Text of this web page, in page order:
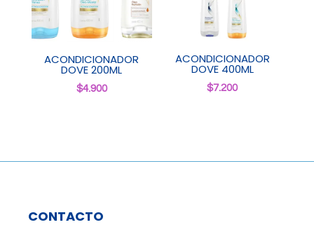
ACONDICIONADOR
DOVE 200ML
$4.900
ACONDICIONADOR
DOVE 400ML
$7.200
CONTACTO